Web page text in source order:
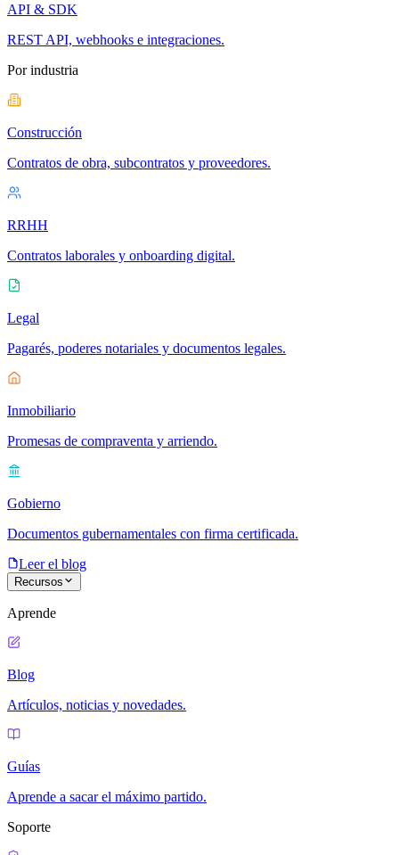
API & SDK
REST API, webhooks e integraciones.
Por industria
Construcción
Contratos de obra, subcontratos y proveedores.
RRHH
Contratos laborales y onboarding digital.
Legal
Pagarés, poderes notariales y documentos legales.
Inmobiliario
Promesas de compraventa y arriendo.
Gobierno
Documentos gubernamentales con firma certificada.
Leer el blog
Recursos
Aprende
Blog
Artículos, noticias y novedades.
Guías
Aprende a sacar el máximo partido.
Soporte